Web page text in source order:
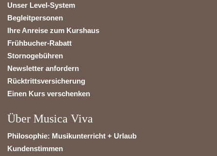
Unser Level-System
Begleitpersonen
Ihre Anreise zum Kurshaus
Frühbucher-Rabatt
Stornogebühren
Newsletter anfordern
Rücktrittsversicherung
Einen Kurs verschenken
Über Musica Viva
Philosophie: Musikunterricht + Urlaub
Kundenstimmen